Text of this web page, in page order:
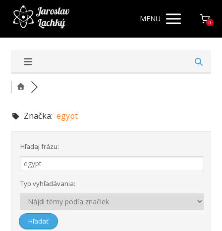
MENU 0
Značka:egypt
Hľadaj frázu:
Typ vyhľadávania: